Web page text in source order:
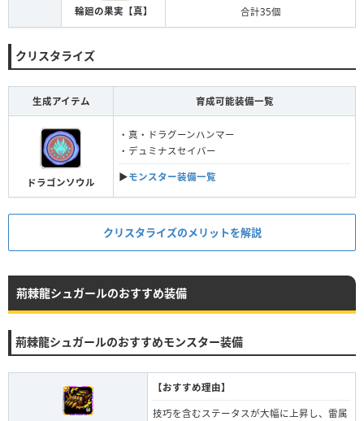
輪廻の果実【真】
合計35個
クリスタライズ
生成アイテム 育成可能装備一覧
ドラゴンソウル
・真・ドラグーンハンマー
・デュミナスセイバー
▶モンスター装備一覧
クリスタライズのメリットを解説
荊棘龍シュガールのおすすめ装備
荊棘龍シュガールのおすすめモンスター装備
【おすすめ理由】
技巧を含むステータスが大幅に上昇し、雷属